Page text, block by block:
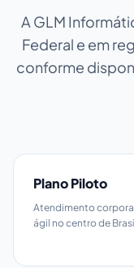
A GLM
Federal e em
conforme
Plano Piloto
Atendimento
ágil no centro de